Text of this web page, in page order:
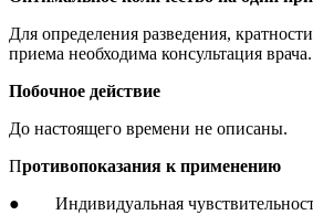
Для определения разведения,
приема необходима консультация врача.
Побочное действие
До настоящего времени не описаны.
Противопоказания к применению
● Индивидуальная